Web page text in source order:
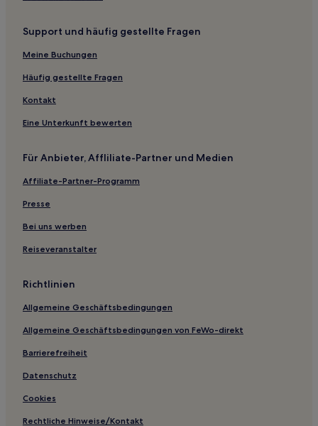
Hotels nahe Rathaus
Leverkusen Hotels
Kesselstraße
Hotels nahe Andreaskirche
Regierungsbezirk Düsseldorf: Hotels
Hotels nahe Straßenbahnhaltestelle Mintropplatz
Hotels nahe Stadtbahn-Haltestelle
Steinstraße/Königsallee
Hotels nahe Theater an der Kö
Zons Hotels
Hotels nahe Straßenbahnhaltestelle Eckenerstraße
Köln Hotels
Ferienwohnungen in Hassels
Aparthotels in Grünsee
Support und häufig gestellte Fragen
Meine Buchungen
Häufig gestellte Fragen
Kontakt
Eine Unterkunft bewerten
Für Anbieter, Affliliate-Partner und Medien
Affiliate-Partner-Programm
Presse
Bei uns werben
Reiseveranstalter
Richtlinien
Allgemeine Geschäftsbedingungen
Allgemeine Geschäftsbedingungen von FeWo-direkt
Barrierefreiheit
Datenschutz
Cookies
Rechtliche Hinweise/Kontakt